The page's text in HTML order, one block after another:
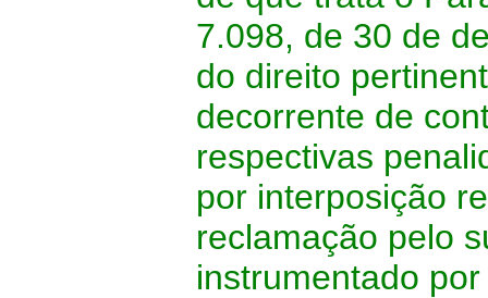
7.098, de 30 de
do direito
decorrente de
respectivas
por interposição
reclamação pelo
instrumentado